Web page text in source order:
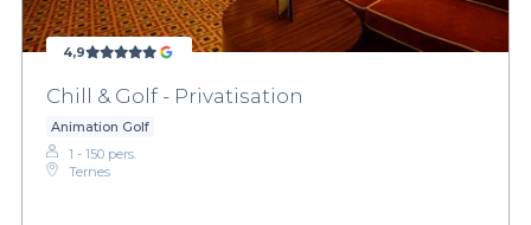
4,9
Chill & Golf - Privatisation
Animation Golf
1 - 150 pers.
Ternes